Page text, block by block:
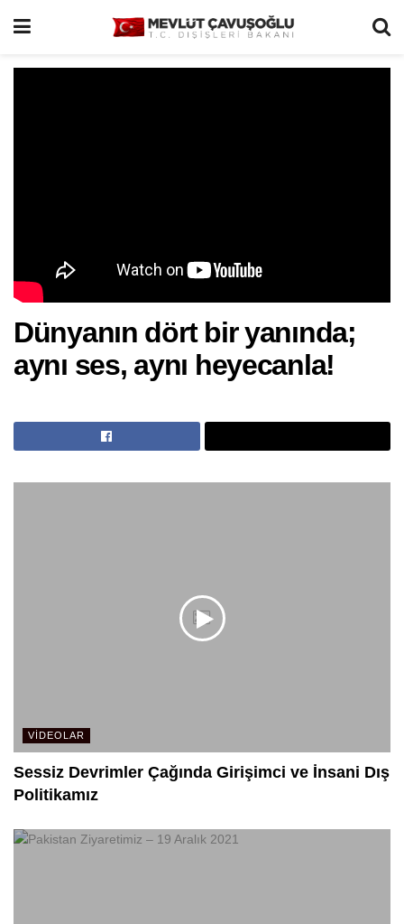
Dünyanın dört bir yanında;
aynı ses, aynı heyecanla!
VIDEOLAR
Sessiz Devrimler Çağında Girişimci ve İnsani Dış
Politikamız